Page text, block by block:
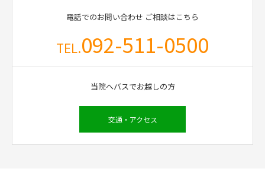
電話でのお問い合わせ ご相談はこちら
TEL.092-511-0500
当院へバスでお越しの方
交通・アクセス